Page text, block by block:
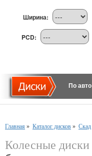
Ширина:
PCD:
По авто
Главная » Каталог дисков » Скад
Колесные диски